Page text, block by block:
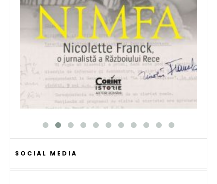
SOCIAL MEDIA